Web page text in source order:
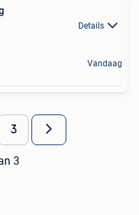
Details
Vandaag
3
3